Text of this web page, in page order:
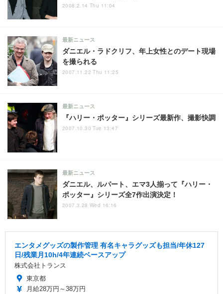
2008.2.14 Thu 11:04
ダニエル・ラドクリフ、年上女性とのデート現場
を撮られる
最新ニュース
2007.11.22 Thu 11:25
『ハリー・ポッター』シリーズ最新作、撮影快調
最新ニュース
2007.10.30 Tue 13:47
ダニエル、ルパート、エマ3人揃って『ハリー・
ポッター』シリーズ全7作出演決定！
最新ニュース
2007.3.28 Wed 16:16
エンタメグッズの製作管理 有名キャラグッズも担当/年休127
日/残業月10h/4年連続ベースアップ
株式会社トランス
東京都
月給28万円～38万円